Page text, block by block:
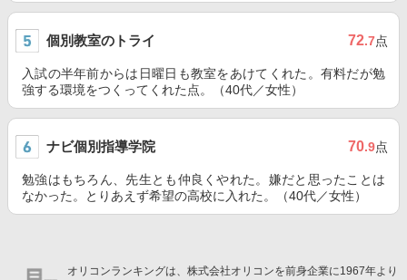
個別教室のトライ 72.7点
入試の半年前からは日曜日も教室をあけてくれた。有料だが勉
強する環境をつくってくれた点。（40代／女性）
ナビ個別指導学院 70.9点
勉強はもちろん、先生とも仲良くやれた。嫌だと思ったことは
なかった。とりあえず希望の高校に入れた。（40代／女性）
オリコンランキングは、株式会社オリコンを前身企業に1967年より